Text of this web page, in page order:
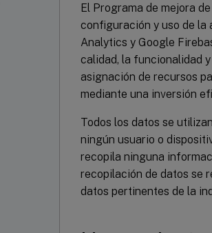
El Programa de mejora
configuración y uso de la
Analytics y Google
calidad, la funcionalidad
asignación de recursos
mediante una inversión
Todos los datos se
ningún usuario o
recopila ninguna
recopilación de datos se
datos pertinentes de la